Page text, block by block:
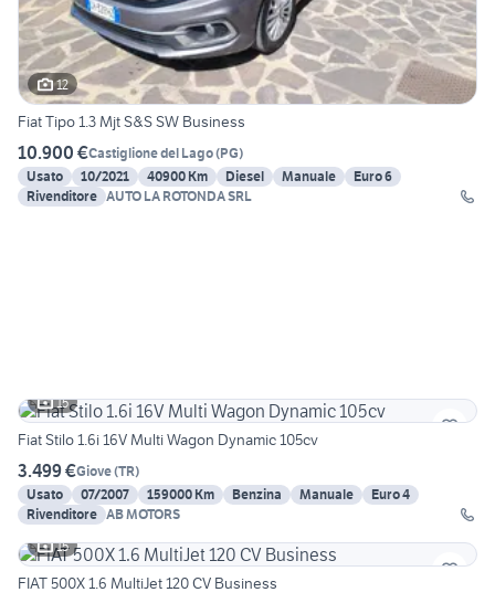
12
Fiat Tipo 1.3 Mjt S&S SW Business
10.900 €Castiglione del Lago(PG)
Usato
10/2021 40900 Km Diesel Manuale
Euro 6
Rivenditore AUTO LA ROTONDA SRL
15
Fiat Stilo 1.6i 16V Multi Wagon Dynamic 105cv
3.499 €Giove(TR)
Usato
07/2007 159000 Km Benzina Manuale
Euro 4
Rivenditore AB MOTORS
15
FIAT 500X 1.6 MultiJet 120 CV Business